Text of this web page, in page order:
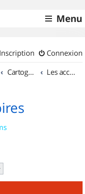
Menu
Connexion
Inscription
Cartographie et GPS Les accessoires